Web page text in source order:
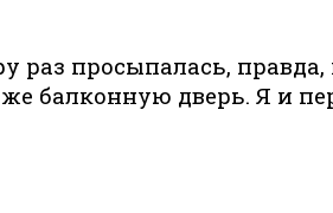
раз просыпалась,
балконную дверь. Я и